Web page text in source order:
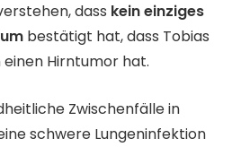
dass kein einziges
bestätigt hat, dass Tobias
Hirntumor hat.
Zwischenfälle in
schwere Lungeninfektion